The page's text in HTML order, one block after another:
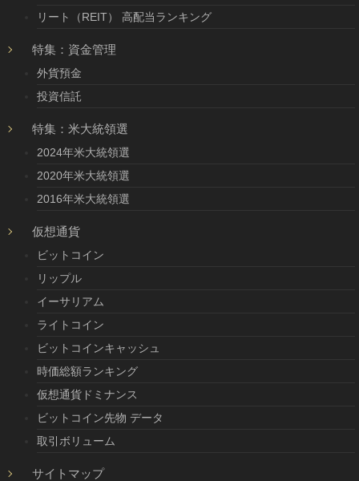
リート（REIT） 高配当ランキング
特集：資金管理
外貨預金
投資信託
特集：米大統領選
2024年米大統領選
2020年米大統領選
2016年米大統領選
仮想通貨
ビットコイン
リップル
イーサリアム
ライトコイン
ビットコインキャッシュ
時価総額ランキング
仮想通貨ドミナンス
ビットコイン先物 データ
取引ボリューム
サイトマップ